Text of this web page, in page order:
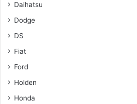
Daihatsu
Dodge
DS
Fiat
Ford
Holden
Honda